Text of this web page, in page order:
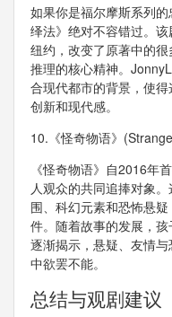
如果你是福尔摩斯系列
绎法》绝对不容错过。
纽约，改变了原著中的
推理的核心精神。
合现代都市的背景，使
创新和现代感。
10.《怪奇物语》
《怪奇物语》自2016年
人观众的共同追捧对象
围、科幻元素和恐怖悬
件。随着故事的发展，
逐渐揭示，悬疑、友情
中欲罢不能。
总结与观剧建议